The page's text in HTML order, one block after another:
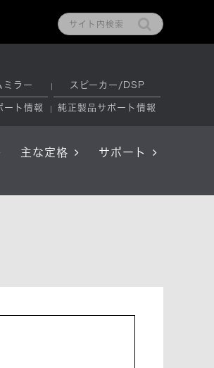
ミラー スピーカー/DSP
ート情報 純正製品サポート情報
主な定格 サポート